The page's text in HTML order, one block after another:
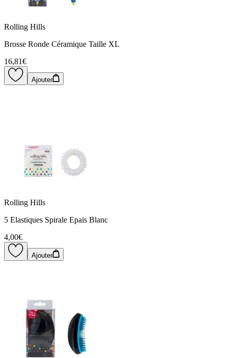
Rolling Hills
Brosse Ronde Céramique Taille XL
16,81€
Ajouter
Rolling Hills
5 Elastiques Spirale Epais Blanc
4,00€
Ajouter